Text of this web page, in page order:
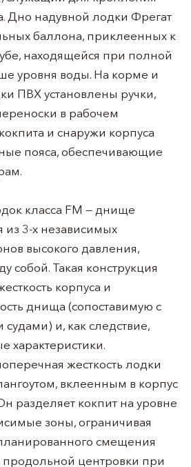
Дно надувной лодки Фрегат
баллона, приклеенных к
находящейся при полной
уровня воды. На корме и
ПВХ установлены ручки,
в рабочем
и снаружи корпуса
пояса, обеспечивающие
класса FM — днище
из 3-х независимых
высокого давления,
собой. Такая конструкция
корпуса и
днища (сопоставимую с
и, как следствие,
характеристики.
жесткость лодки
вклеенным в корпус
разделяет кокпит на уровне
зоны, ограничивая
смещения
продольной центровки при